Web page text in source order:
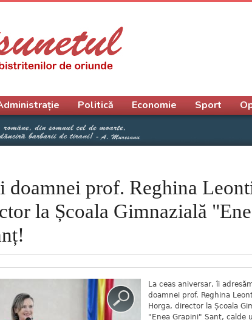
doamnei prof. Reghina
la Școala Gimnazială
La ceas aniversar, îi
doamnei prof. Reghina
Horga, director la Școala
"Enea Grapini" Șanț, calde
Politică Economie Sport